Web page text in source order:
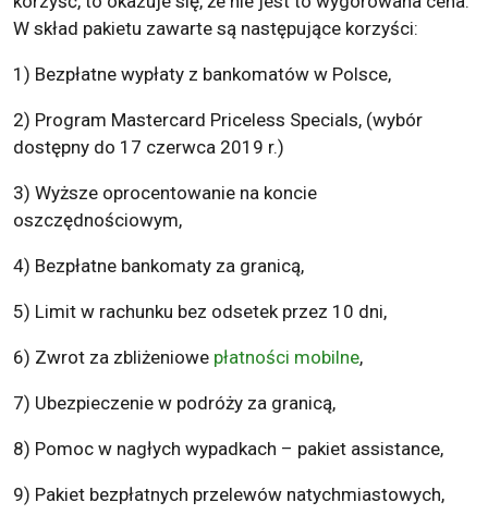
W skład pakietu zawarte są następujące korzyści:
1) Bezpłatne wypłaty z bankomatów w Polsce,
2) Program Mastercard Priceless Specials, (wybór
dostępny do 17 czerwca 2019 r.)
3) Wyższe oprocentowanie na koncie
oszczędnościowym,
4) Bezpłatne bankomaty za granicą,
5) Limit w rachunku bez odsetek przez 10 dni,
6) Zwrot za zbliżeniowe płatności mobilne,
7) Ubezpieczenie w podróży za granicą,
8) Pomoc w nagłych wypadkach – pakiet assistance,
9) Pakiet bezpłatnych przelewów natychmiastowych,